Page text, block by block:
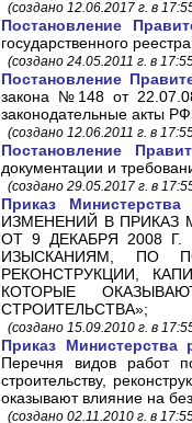
(создано 12.06.2017 г. в
Постановление
государственного
(создано 24.05.2011 г. в
Постановление
закона №148 от
законодательные акты
(создано 12.06.2011 г. в
Постановление
документации и
(создано 29.05.2017 г. в
Приказ
ИЗМЕНЕНИЙ В ПРИКАЗ
ОТ 9 ДЕКАБРЯ 2008
ИЗЫСКАНИЯМ, ПО
РЕКОНСТРУКЦИИ,
КОТОРЫЕ
СТРОИТЕЛЬСТВА»;
(создано 15.09.2010 г. в
Приказ
Перечня видов работ
строительству,
оказывают влияние на
(создано 02.11.2010 г. в